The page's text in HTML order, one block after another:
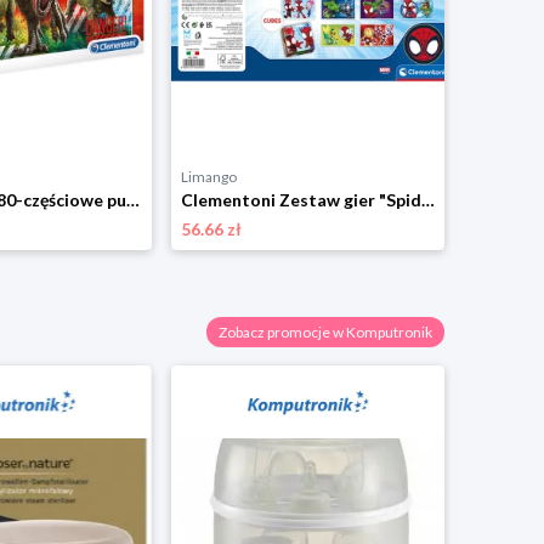
Clementoni 180-częściowe puzzle "Jurassic World" - 7+ rozmiar: onesize
Limango
Clementoni Zestaw gier "Spidey and his friends" - 3+ rozmiar: onesize
56.66 zł
Zobacz promocje w Komputronik